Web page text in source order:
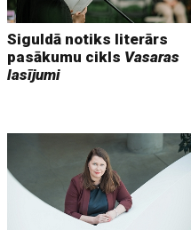
Siguldā notiks literārs
pasākumu cikls Vasaras
lasījumi